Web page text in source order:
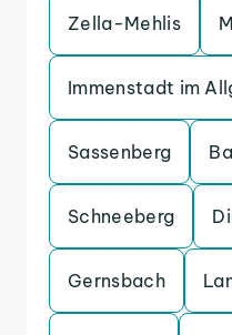
Zella-Mehlis
Immenstadt im
Sassenberg
Schneeberg
Gernsbach